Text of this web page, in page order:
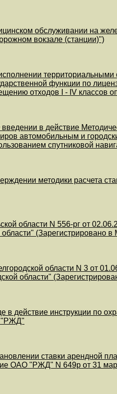
обслуживании на
вокзале (станции)")
функции по
отходов I - IV классов
в действие
автомобильным и
спутниковой
методики расчета
области N 556-рг от
(Зарегистрировано
области N 3 от
области"
инструкции по
"РЖД"
ставки арендной
ОАО "РЖД" N 649р от 31